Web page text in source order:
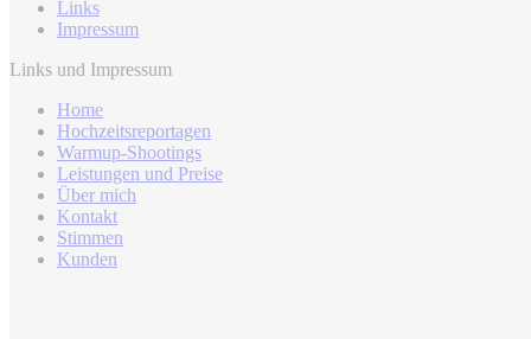
Links
Impressum
Links und Impressum
Home
Hochzeitsreportagen
Warmup-Shootings
Leistungen und Preise
Über mich
Kontakt
Stimmen
Kunden